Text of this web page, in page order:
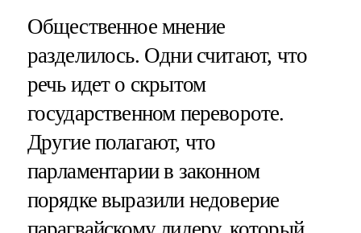
Общественное мнение
разделилось. Одни считают, что
речь идет о скрытом
государственном перевороте.
Другие полагают, что
парламентарии в законном
порядке выразили недоверие